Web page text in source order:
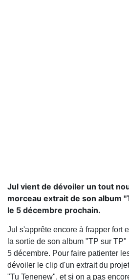
Jul vient de dévoiler un tout
morceau extrait de son album
le 5 décembre prochain.
Jul s'apprête encore à frapper fort
la sortie de son album "TP sur
5 décembre. Pour faire patienter
dévoiler le clip d'un extrait du
"Tu Tenenew", et si on a pas